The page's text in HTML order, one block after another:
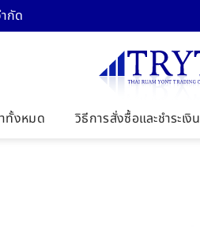
กัด
ทั้งหมด วิธีการสั่งซื้อและชำระเงิน